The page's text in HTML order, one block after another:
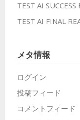
TEST AI
TEST AI FINAL
メタ情報
ログイン
投稿フィード
コメントフィード